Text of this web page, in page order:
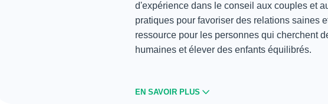
d'expérience dans le conseil aux couples et
pratiques pour favoriser des relations saines
ressource pour les personnes qui cherchent
humaines et élever des enfants équilibrés.
EN SAVOIR PLUS